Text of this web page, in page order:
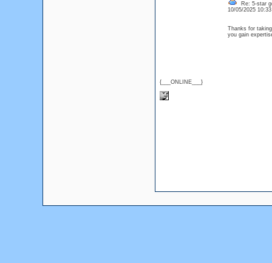
{___ONLINE___}
Re: 5-star
10/05/2025
Thanks for
you gain